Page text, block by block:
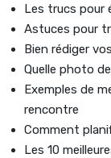
Les trucs pour
Astuces pour
Bien rédiger
Quelle photo
Exemples de
rencontre
Comment
Les 10